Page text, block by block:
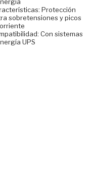
Protección
sobretensiones y picos
Con sistemas
UPS